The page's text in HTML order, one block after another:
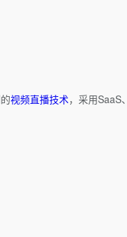
视频直播技术，采用SaaS